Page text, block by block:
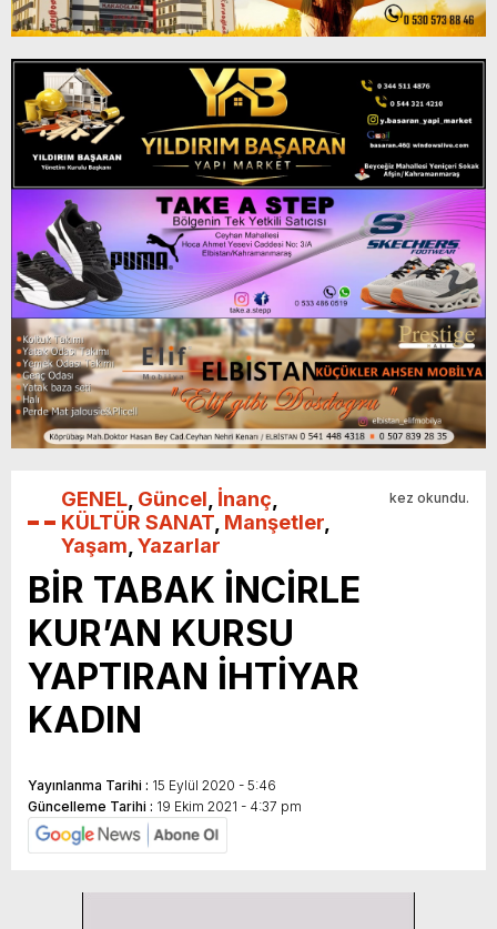
GENEL Güncel İnanç
KÜLTÜR SANAT Manşetler
Yaşam Yazarlar
kez okundu.
BİR TABAK İNCİRLE
KUR’AN KURSU
YAPTIRAN İHTİYAR
KADIN
Yayınlanma Tarihi : 15 Eylül 2020 - 5:46
Güncelleme Tarihi : 19 Ekim 2021 - 4:37 pm